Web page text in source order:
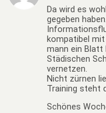
Da wird es
gegeben
kompatibel mit
mann ein Blatt
Städischen
vernetzen.
Nicht zürnen
Training steht
Schönes